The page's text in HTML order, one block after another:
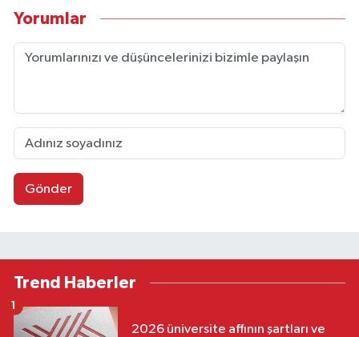
Yorumlar
Gönder
Trend Haberler
2026 üniversite affının şartları ve
1